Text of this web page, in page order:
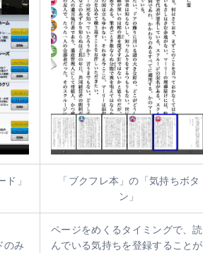
」
「ブクフレ本」の「気持ちボタ
ン」
のみ
ページをめくるタイミングで、読
んでいる気持ちを登録することが